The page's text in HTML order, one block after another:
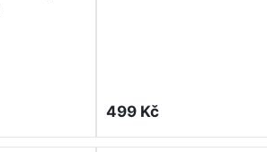
499 Kč